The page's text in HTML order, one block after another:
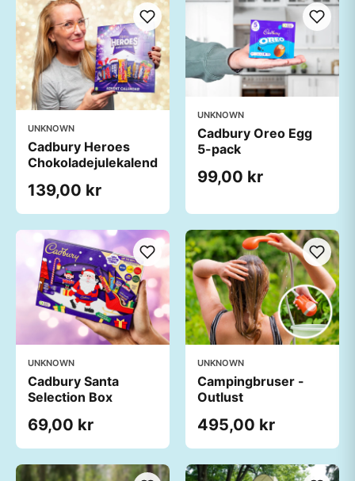
UNKNOWN
Cadbury Heroes
Chokoladejulekalender
139,00 kr
UNKNOWN
Cadbury Oreo Egg
5-pack
99,00 kr
UNKNOWN
Cadbury Santa
Selection Box
69,00 kr
UNKNOWN
Campingbruser -
Outlust
495,00 kr